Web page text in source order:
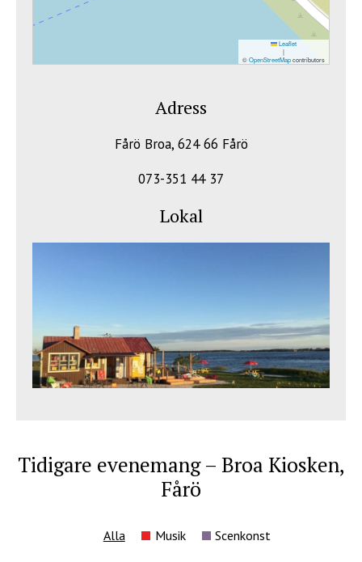
Lokal
Adress
Fårö Broa, 624 66 Fårö
073-351 44 37
Leaflet
|
©OpenStreetMapcontributors
Tidigare evenemang – Broa Kiosken,
Fårö
Alla Musik Scenkonst